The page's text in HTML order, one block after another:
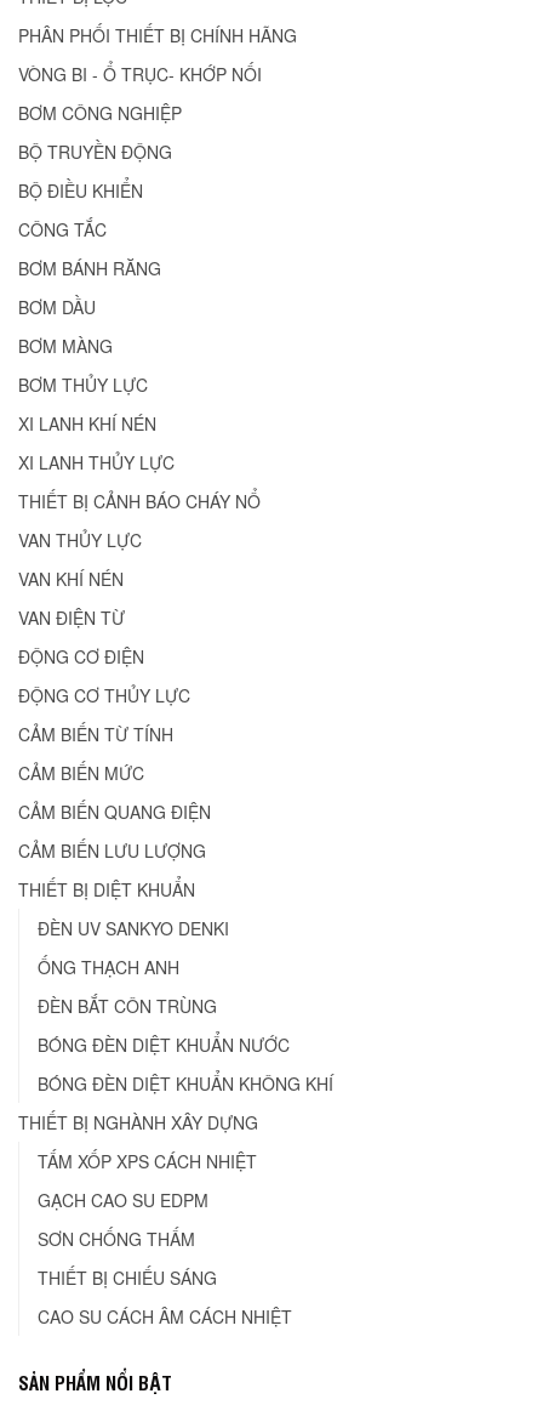
PHÂN PHỐI THIẾT BỊ CHÍNH HÃNG
VÒNG BI - Ổ TRỤC- KHỚP NỐI
BƠM CÔNG NGHIỆP
BỘ TRUYỀN ĐỘNG
BỘ ĐIỀU KHIỂN
CÔNG TẮC
BƠM BÁNH RĂNG
BƠM DẦU
BƠM MÀNG
BƠM THỦY LỰC
XI LANH KHÍ NÉN
XI LANH THỦY LỰC
THIẾT BỊ CẢNH BÁO CHÁY NỔ
VAN THỦY LỰC
VAN KHÍ NÉN
VAN ĐIỆN TỪ
ĐỘNG CƠ ĐIỆN
ĐỘNG CƠ THỦY LỰC
CẢM BIẾN TỪ TÍNH
CẢM BIẾN MỨC
CẢM BIẾN QUANG ĐIỆN
CẢM BIẾN LƯU LƯỢNG
THIẾT BỊ DIỆT KHUẨN
ĐÈN UV SANKYO DENKI
ỐNG THẠCH ANH
ĐÈN BẮT CÔN TRÙNG
BÓNG ĐÈN DIỆT KHUẨN NƯỚC
BÓNG ĐÈN DIỆT KHUẨN KHÔNG KHÍ
THIẾT BỊ NGHÀNH XÂY DỰNG
TẤM XỐP XPS CÁCH NHIỆT
GẠCH CAO SU EDPM
SƠN CHỐNG THẤM
THIẾT BỊ CHIẾU SÁNG
CAO SU CÁCH ÂM CÁCH NHIỆT
SẢN PHẨM NỔI BẬT